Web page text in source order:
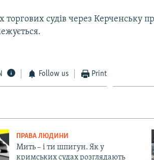
судів через Керченську
Follow us Print
ПРАВА ЛЮДИНИ
Мить – і ти шпигун. Як у
кримських судах розглядають